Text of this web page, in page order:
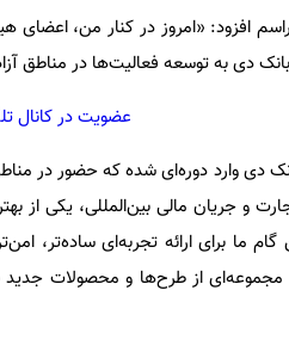
افزود: «امروز در کنار من، اعضای
دی به توسعه فعالیت‌ها در مناطق
عضویت در کانال
دی وارد دوره‌ای شده که حضور در
جریان مالی بین‌المللی، یکی از
برای ارائه تجربه‌ای ساده‌تر،
از طرح‌ها و محصولات